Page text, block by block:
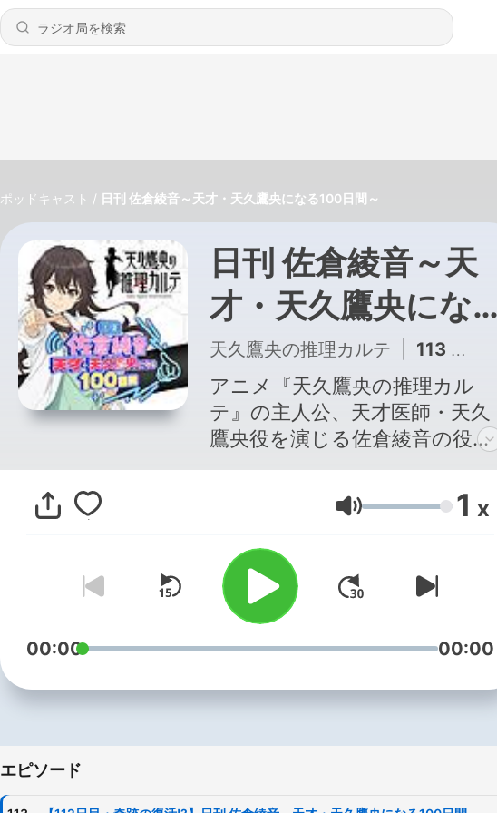
ポッドキャスト 日刊 佐倉綾音～天才・天久鷹央になる100日間～
日刊 佐倉綾音～天
才・天久鷹央にな
る100日間～
天久鷹央の推理カルテ 113 - 【112日目・奇跡の復活!?】日刊 佐倉綾音～天才・天久鷹央になる100日間～｜TVアニメ「天久鷹央の推理カルテ」
アニメ『天久鷹央の推理カル
テ』の主人公、天才医師・天久
鷹央役を演じる佐倉綾音の役作
りを100日連続で毎日配信する
ラジオ番組です。 頭脳明晰かつ
超人的な記憶力、集中力、分析
力を持つ天才でありながら、人
とのコミュニケーションに難が
ある変人という二面性を持つ天
久鷹央。 一筋縄ではいかない役
柄に少しでも近づくため、佐倉
く様子を音声でお届けします。
様々な環境で役作りを続ける佐
彼女は天久鷹央の役を自分のも
音量 1 x
00:00 00:00
エピソード